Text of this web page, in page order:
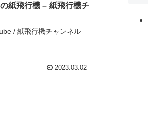
紙飛行機 – 紙飛行機チ
/ 紙飛行機チャンネル
2023.03.02